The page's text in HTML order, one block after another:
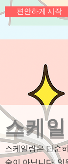
편안하게 시작
스케
스케일링은 단순